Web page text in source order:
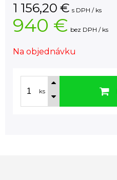
1 156,20 € s DPH / ks
940 € bez DPH / ks
Na objednávku
ks